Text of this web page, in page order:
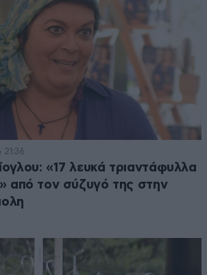
21:36
«17 λευκά τριαντάφυλλα
από τον σύζυγό της στην